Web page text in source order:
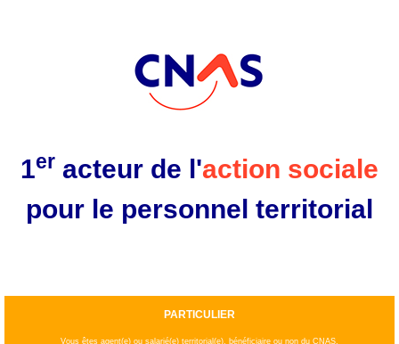
1er acteur de l'action sociale
pour le personnel territorial
PARTICULIER
Vous êtes agent(e) ou salarié(e) territorial(e), bénéficiaire ou non du CNAS.